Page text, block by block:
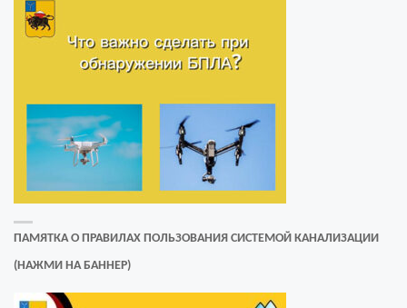
ПАМЯТКА О ПРАВИЛАХ ПОЛЬЗОВАНИЯ СИСТЕМОЙ КАНАЛИЗАЦИИ
(НАЖМИ НА БАННЕР)